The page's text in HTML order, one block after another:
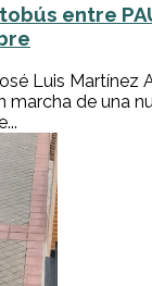
entre
Luis Martínez
marcha de una